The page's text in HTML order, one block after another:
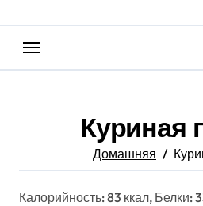
Куриная
Домашняя
Калорийность: 83 ккал, Белки: